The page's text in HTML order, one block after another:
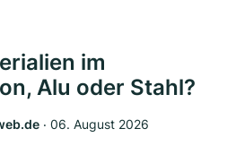
im
Alu oder Stahl?
‧ 06. August 2026